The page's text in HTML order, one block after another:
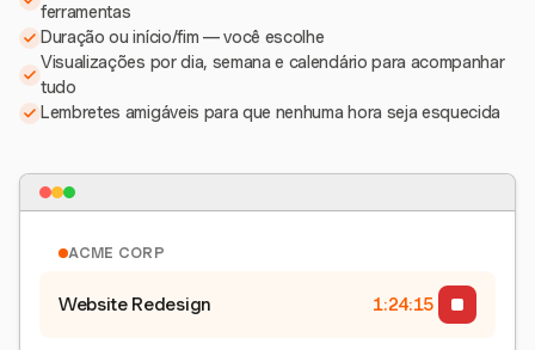
ferramentas
Duração ou início/fim — você escolhe
Visualizações por dia, semana e calendário para acompanhar
tudo
Lembretes amigáveis para que nenhuma hora seja esquecida
ACME CORP
Website Redesign 1:24:15